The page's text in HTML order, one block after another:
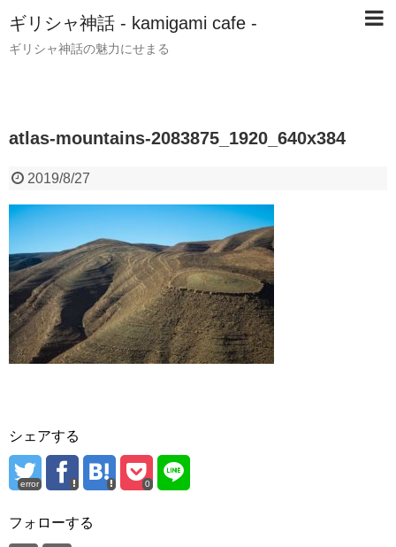
ギリシャ神話 - kamigami cafe -
ギリシャ神話の魅力にせまる
atlas-mountains-2083875_1920_640x384
2019/8/27
シェアする
error 0
フォローする